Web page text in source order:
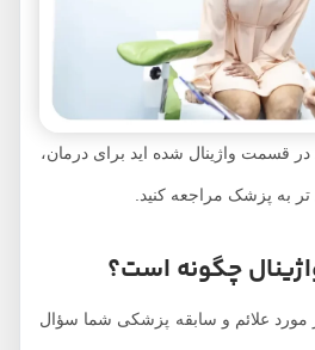
واژینال شده اید برای درمان،
پزشک مراجعه کنید.
چگونه است؟
علائم و سابقه پزشکی شما سؤال